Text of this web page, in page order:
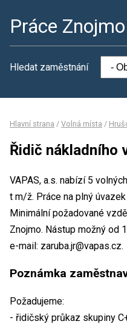
Práce Znojmo
Hledat zaměstnání
Hlavní strana / Volná místa /
Řidič nákladního
VAPAS, a.s. nabízí 5
t m/ž. Práce na plný
Minimální požadované
Znojmo. Nástup možný od
e-mail: zaruba.jr@vapas.cz.
Poznámka
Požadujeme:
- řidičský průkaz skupiny